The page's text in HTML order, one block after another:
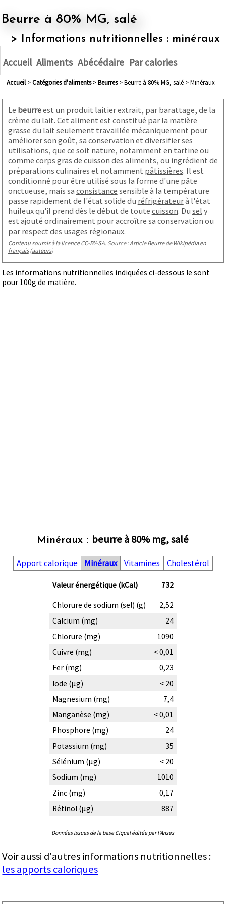
Beurre à 80% MG, salé
> Informations nutritionnelles : minéraux
Accueil Aliments Abécédaire Par calories
Accueil> Catégories d'aliments> beurres> Beurre à 80% MG, salé > Minéraux
Le beurreest un produit laitierextrait, par barattage, de la
crème du lait. Cet aliment est constitué par la matière
grasse du lait seulement travaillée mécaniquement pour
améliorer son goût, sa conservation et diversifier ses
utilisations, que ce soit nature, notamment en tartine ou
comme corps gras de cuisson des aliments, ou ingrédient de
préparations culinaires et notamment pâtissières. Il est
conditionné pour être utilisé sous la forme d'une pâte
onctueuse, mais sa consistance sensible à la température
passe rapidement de l'état solide du réfrigérateurà l'état
huileux qu'il prend dès le début de toute cuisson. Du sel y
est ajouté ordinairement pour accroître sa conservation ou
par respect des usages régionaux.
Contenu soumis à la licence CC-BY-SA. Source : ArticleBeurrede Wikipédia en
français(auteurs)
Les informations nutritionnelles indiquées ci-dessous le sont
pour 100g de matière.
Minéraux : beurre à 80% mg, salé
Apport calorique Minéraux Vitamines Cholestérol
Valeur énergétique (kCal) 732
Chlorure de sodium (sel) (g)
2,52
Calcium (mg)
24
Chlorure (mg)
1090
Cuivre (mg)
< 0,01
Fer (mg)
0,23
Iode (µg)
< 20
Magnesium (mg)
7,4
Manganèse (mg)
< 0,01
Phosphore (mg)
24
Potassium (mg)
35
Sélénium (µg)
< 20
Sodium (mg)
1010
Zinc (mg)
0,17
Rétinol (µg)
887
Données issues de la base Ciqual éditée par l'Anses
Voir aussi d'autres informations nutritionnelles :
les apports caloriques